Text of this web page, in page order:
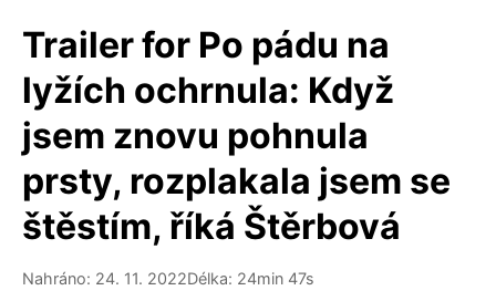
Trailer for Po pádu na
lyžích ochrnula: Když
jsem znovu pohnula
prsty, rozplakala jsem se
štěstím, říká Štěrbová
Nahráno: 24. 11. 2022Délka: 24min 47s